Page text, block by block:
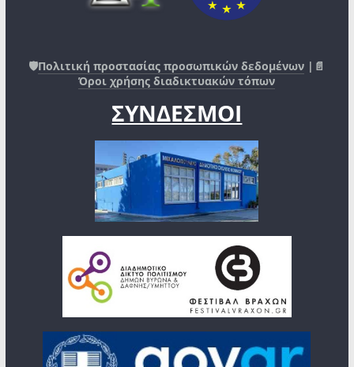
🛡️Πολιτική προστασίας προσωπικών δεδομένων |📄
Όροι χρήσης διαδικτυακών τόπων
ΣΥΝΔΕΣΜΟΙ